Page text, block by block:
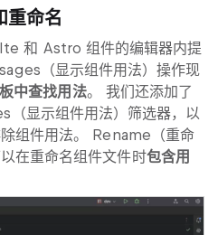
重命名
和 Astro 组件的编辑器内提
（显示组件用法）操作现
中查找用法。 我们还添加了
（显示组件用法）筛选器，以
组件用法。 Rename （重命
在重命名组件文件时包含用